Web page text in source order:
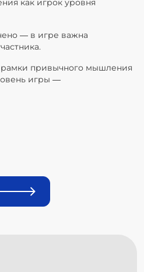
как игрок уровня
— в игре важна
рамки привычного мышления
игры —